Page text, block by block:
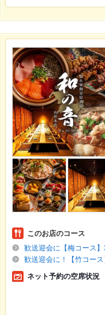
このお店のコース
歓送迎会に【梅コース
歓送迎会に！【竹コー
ネット予約の空席状況